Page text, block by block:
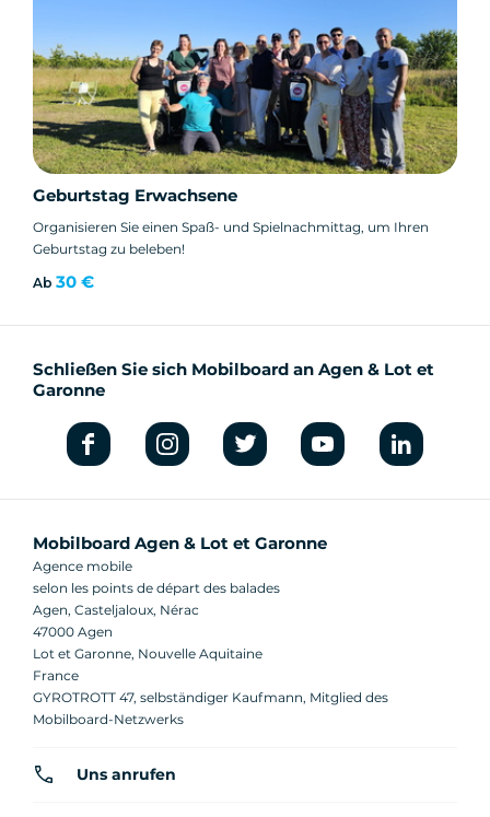
Geburtstag Erwachsene
Organisieren Sie einen Spaß- und Spielnachmittag, um Ihren
Geburtstag zu beleben!
Ab 30 €
Schließen Sie sich Mobilboard an Agen & Lot et
Garonne
Mobilboard Agen & Lot et Garonne
Agence mobile
selon les points de départ des balades
Agen, Casteljaloux, Nérac
47000 Agen
Lot et Garonne, Nouvelle Aquitaine
France
GYROTROTT 47, selbständiger Kaufmann, Mitglied des
Mobilboard-Netzwerks
Uns anrufen